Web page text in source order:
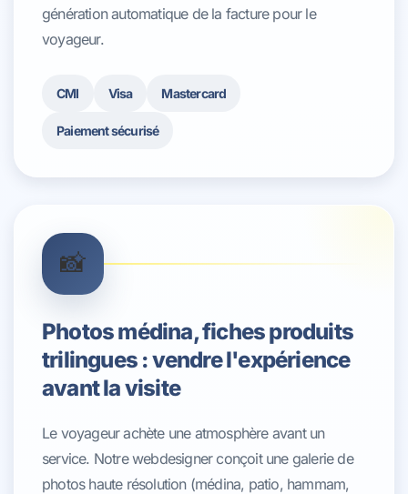
génération automatique de la facture pour le
voyageur.
CMI Visa Mastercard
Paiement sécurisé
📸
Photos médina, fiches produits
trilingues : vendre l'expérience
avant la visite
Le voyageur achète une atmosphère avant un
service. Notre webdesigner conçoit une galerie de
photos haute résolution (médina, patio, hammam,